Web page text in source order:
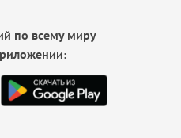
по всему миру